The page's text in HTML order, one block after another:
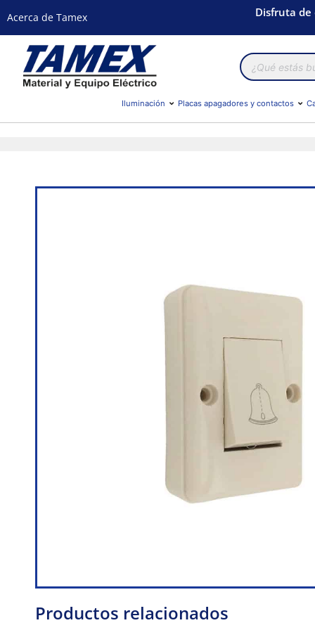
Acerca de Tamex Disfruta de
Búsqueda
de
productos
Iluminación Placas apagadores y contactos
Productos relacionados